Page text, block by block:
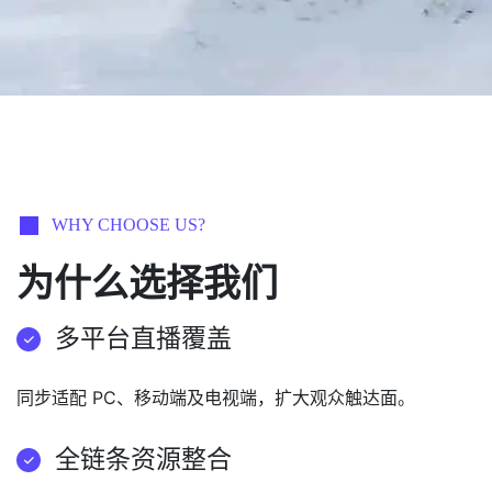
WHY CHOOSE US?
为什么选择我们
多平台直播覆盖
同步适配 PC、移动端及电视端，扩大观众触达面。
全链条资源整合